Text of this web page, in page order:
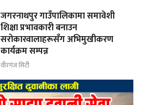
जगरनाथपुर गाउँपालिकामा समावेशी
शिक्षा प्रभावकारी बनाउन
सरोकारवालाहरूसँग अभिमुखीकरण
कार्यक्रम सम्पन्न
वीरगंज सिटी